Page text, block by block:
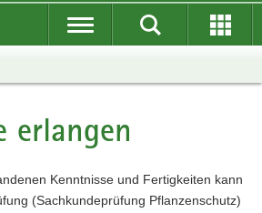
erlangen
Kenntnisse und Fertigkeiten kann
(Sachkundeprüfung Pflanzenschutz)